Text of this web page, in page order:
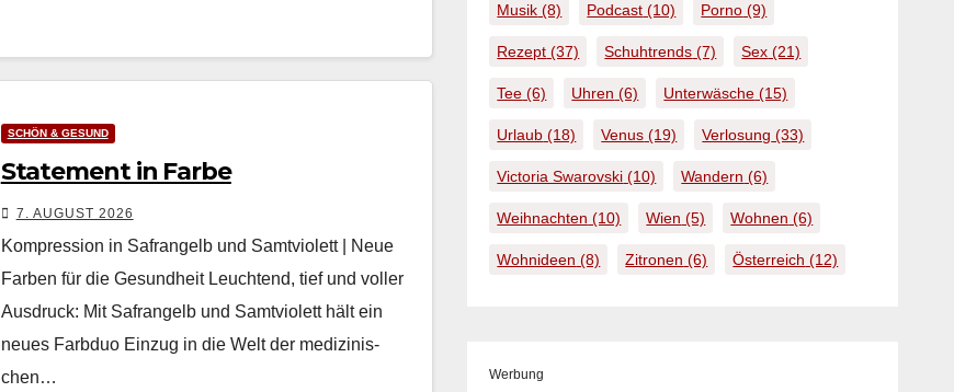
SCHÖN & GESUND
Statement in Farbe
7. AUGUST 2026
Kompression in Safrangelb und Samtviolett | Neue
Farben für die Gesundheit Leuch­t­end, tief und voller
Aus­druck: Mit Safrangelb und Samtvi­o­lett hält ein
neues Farb­duo Einzug in die Welt der medi­zinis­
chen…
Musik (8) Podcast (10) Porno (9)
Rezept (37) Schuhtrends (7) Sex (21)
Tee (6) Uhren (6) Unterwäsche (15)
Urlaub (18) Venus (19) Verlosung (33)
Victoria Swarovski (10) Wandern (6)
Weihnachten (10) Wien (5) Wohnen (6)
Wohnideen (8) Zitronen (6) Österreich (12)
Werbung